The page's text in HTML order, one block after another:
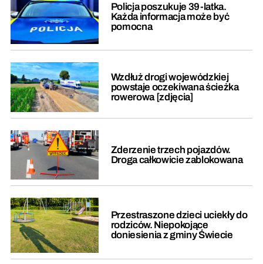
Policja poszukuje 39-latka.
Każda informacja może być
pomocna
Wzdłuż drogi wojewódzkiej
powstaje oczekiwana ścieżka
rowerowa [zdjęcia]
Zderzenie trzech pojazdów.
Droga całkowicie zablokowana
Przestraszone dzieci uciekły do
rodziców. Niepokojące
doniesienia z gminy Świecie